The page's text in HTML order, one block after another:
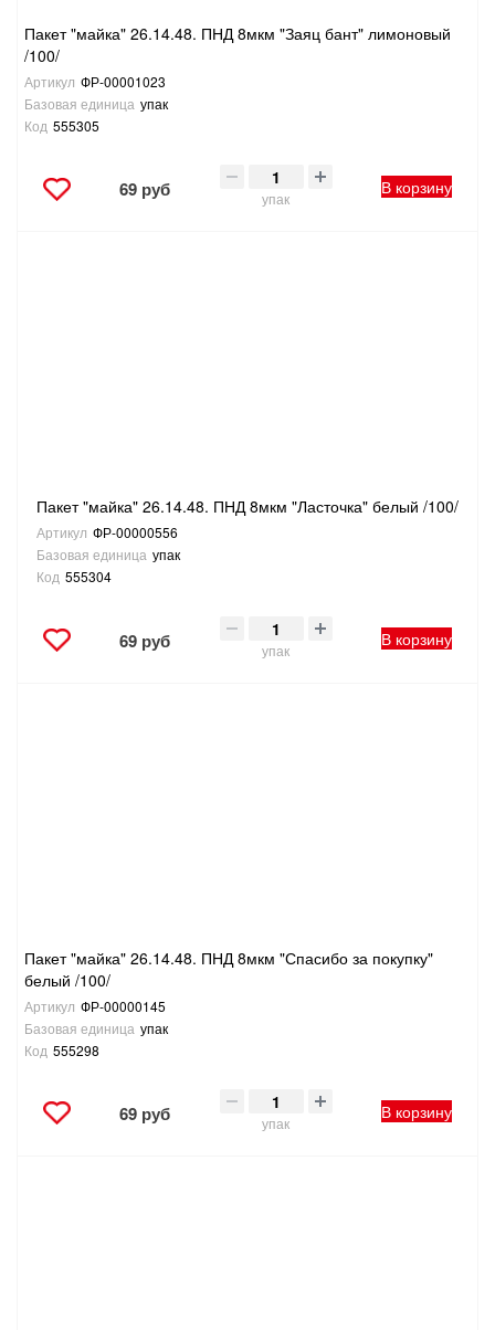
Пакет "майка" 26.14.48. ПНД 8мкм "Заяц бант" лимоновый
/100/
Артикул ФР-00001023
Базовая единица упак
Код 555305
69 руб упак
В корзину
Пакет "майка" 26.14.48. ПНД 8мкм "Ласточка" белый /100/
Артикул ФР-00000556
Базовая единица упак
Код 555304
69 руб упак
В корзину
Пакет "майка" 26.14.48. ПНД 8мкм "Спасибо за покупку"
белый /100/
Артикул ФР-00000145
Базовая единица упак
Код 555298
69 руб упак
В корзину